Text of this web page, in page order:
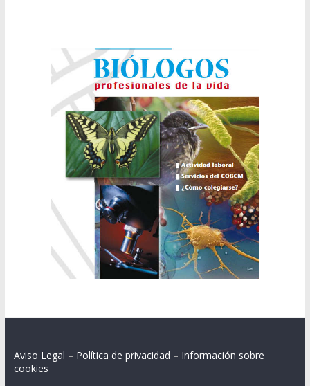
Aviso Legal – Política de privacidad – Información sobre
cookies